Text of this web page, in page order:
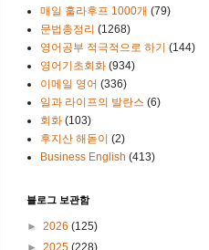
매일 훌라후프 1000개 (79)
문법총정리 (1268)
영어공부 적극적으로 하기 (144)
영어기초회화 (934)
이메일 영어 (336)
일과 라이프의 발란스 (6)
회화 (103)
후지산 해돋이 (2)
Business English (413)
블로그 보관함
► 2026 (125)
► 2025 (228)